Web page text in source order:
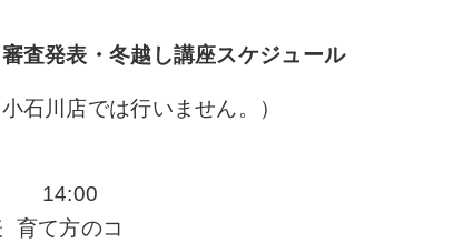
査発表・冬越し講座スケジュール
石川店では行いません。）
14:00
育て方のコ